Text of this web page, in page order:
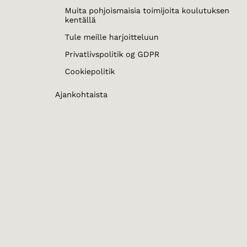
Muita pohjoismaisia toimijoita koulutuksen
kentällä
Tule meille harjoitteluun
Privatlivspolitik og GDPR
Cookiepolitik
Ajankohtaista